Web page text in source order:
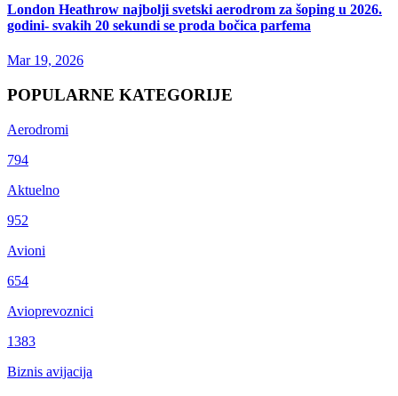
London Heathrow najbolji svetski aerodrom za šoping u 2026.
godini- svakih 20 sekundi se proda bočica parfema
Mar 19, 2026
POPULARNE KATEGORIJE
Aerodromi
794
Aktuelno
952
Avioni
654
Avioprevoznici
1383
Biznis avijacija